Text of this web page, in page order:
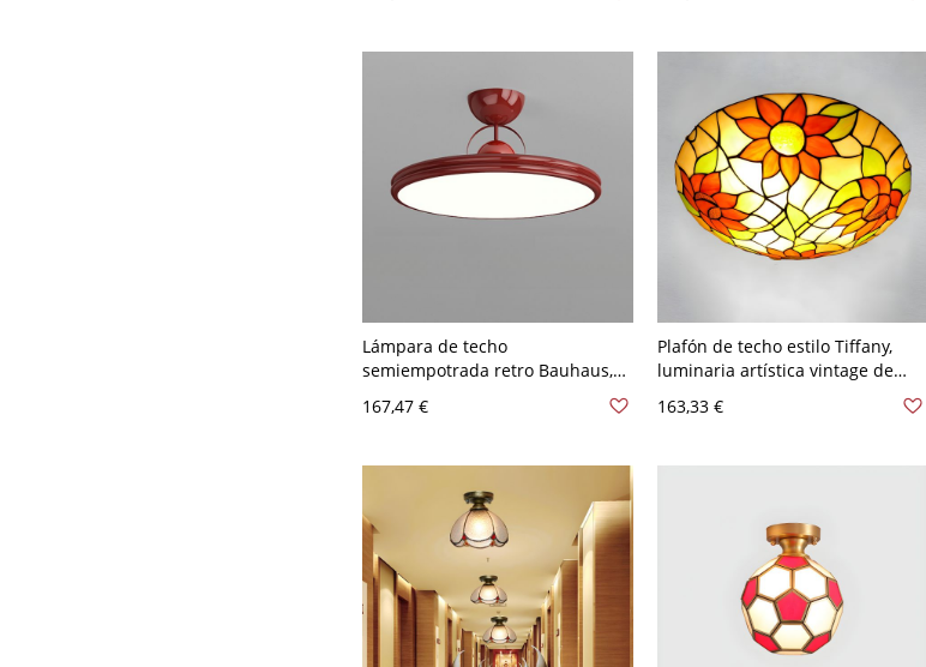
Lámpara de techo
semiempotrada retro Bauhaus,
luminaria LED de metal brillante
con acento de esfera geométrica
167,47 €
Plafón de techo estilo Tiffany,
luminaria artística vintage de
dormitorio y recibidor - 110 A 120
163,33 €